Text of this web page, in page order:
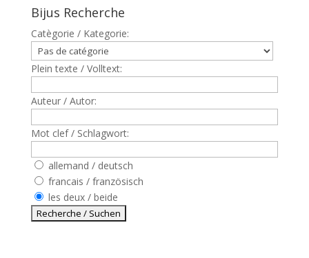
Bijus Recherche
Catègorie / Kategorie:
Plein texte / Volltext:
Auteur / Autor:
Mot clef / Schlagwort:
allemand / deutsch
francais / französisch
les deux / beide